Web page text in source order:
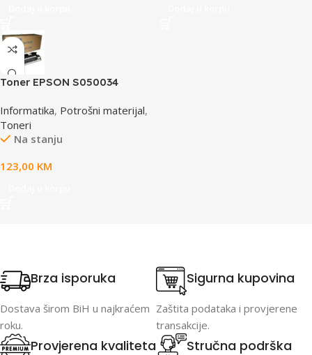
Toner EPSON S050034
Informatika, Potrošni materijal,
Toneri
Na stanju
123,00 KM
Brza isporuka
Dostava širom BiH u najkraćem
roku.
Sigurna kupovina
Zaštita podataka i provjerene
transakcije.
Provjerena kvaliteta Stručna podrška